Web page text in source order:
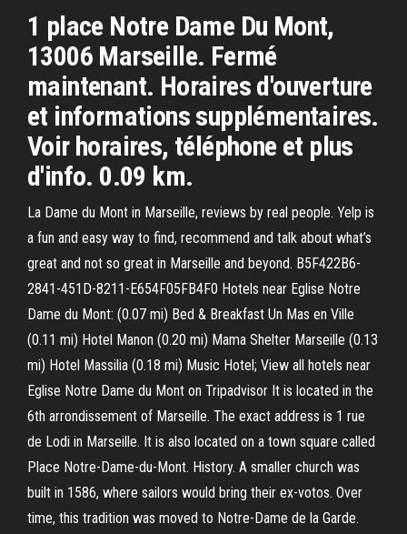
1 place Notre Dame Du Mont,
13006 Marseille. Fermé
maintenant. Horaires d'ouverture
et informations supplémentaires.
Voir horaires, téléphone et plus
d'info. 0.09 km.
La Dame du Mont in Marseille, reviews by real people. Yelp is
a fun and easy way to find, recommend and talk about what’s
great and not so great in Marseille and beyond. B5F422B6-
2841-451D-8211-E654F05FB4F0 Hotels near Eglise Notre
Dame du Mont: (0.07 mi) Bed & Breakfast Un Mas en Ville
(0.11 mi) Hotel Manon (0.20 mi) Mama Shelter Marseille (0.13
mi) Hotel Massilia (0.18 mi) Music Hotel; View all hotels near
Eglise Notre Dame du Mont on Tripadvisor It is located in the
6th arrondissement of Marseille. The exact address is 1 rue
de Lodi in Marseille. It is also located on a town square called
Place Notre-Dame-du-Mont. History. A smaller church was
built in 1586, where sailors would bring their ex-votos. Over
time, this tradition was moved to Notre-Dame de la Garde.